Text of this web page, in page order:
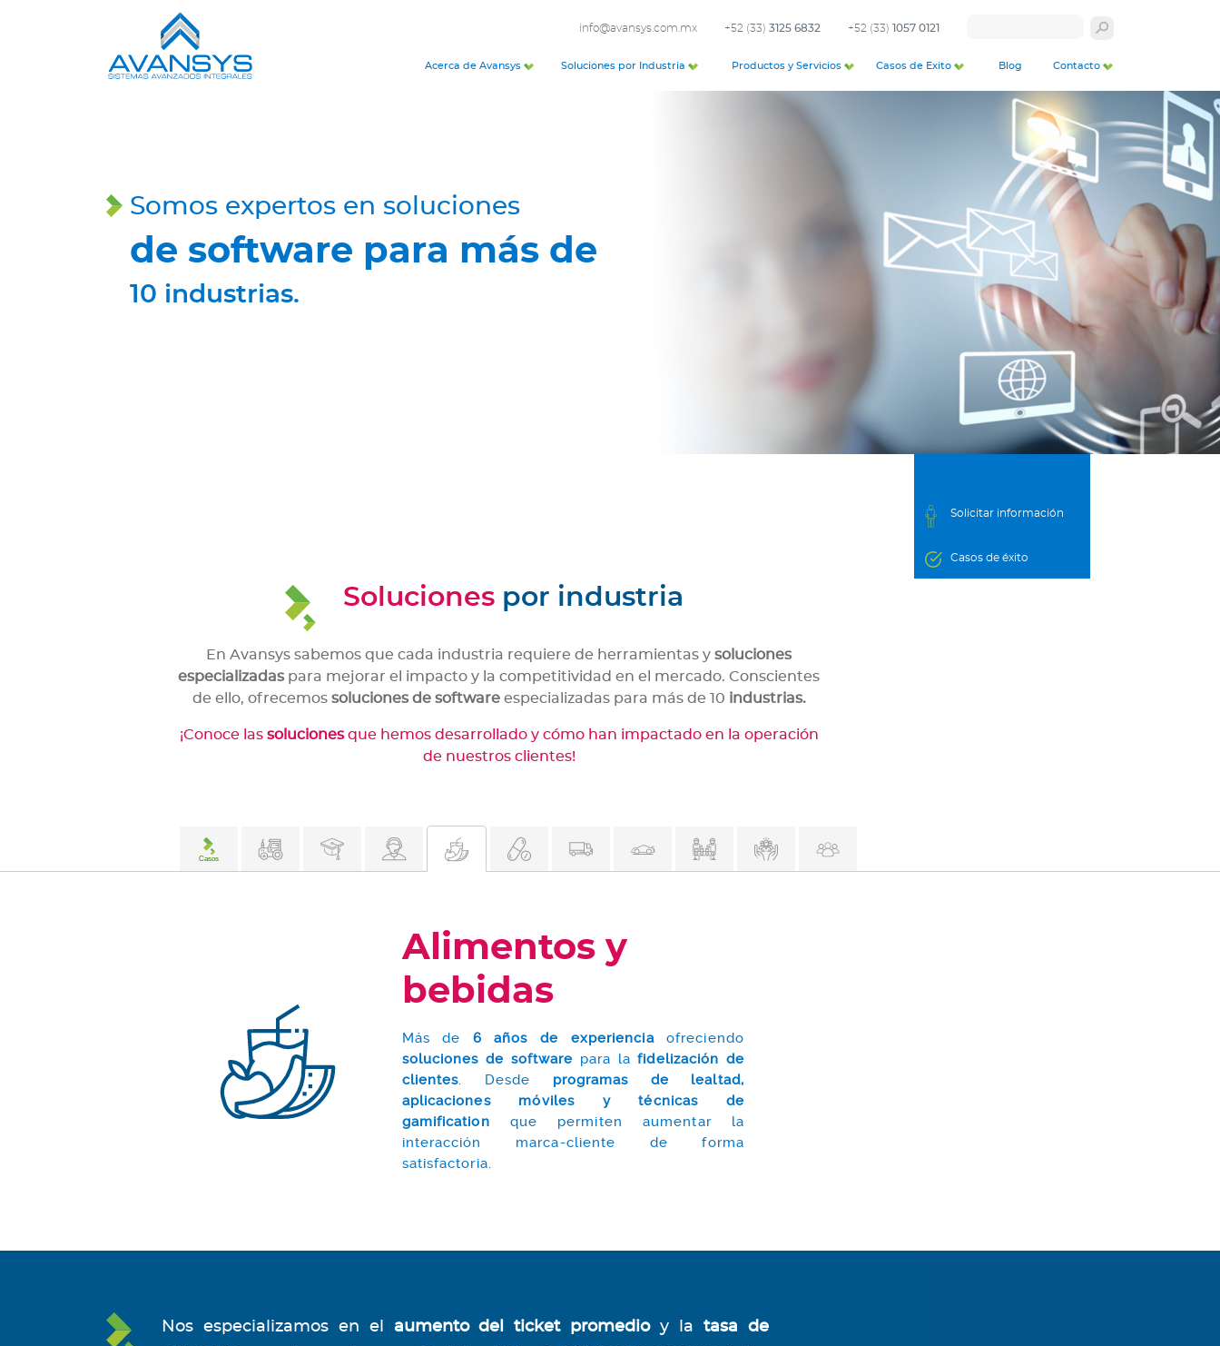
info@avansys.com.mx +52 (33) 3125 6832 +52 (33) 1057 0121
Acerca de Avansys Soluciones por Industria Productos y Servicios Casos de Exito Blog Contacto
Somos expertos en soluciones
de software para más de
10 industrias.
Solucionespor industria
En Avansys sabemos que cada industria requiere de herramientas ysoluciones
especializadaspara mejorar el impacto y la competitividad en el mercado. Conscientes
de ello, ofrecemos soluciones de softwareespecializadas para más de 10 industrias.
¡Conoce las solucionesque hemos desarrollado y cómo han impactado en la operación
de nuestros clientes!
Solicitar información
Casos de éxito
Alimentos y
bebidas
Más de 6 años de experienciaofreciendo
soluciones de software para lafidelización de
clientes. Desde programas de lealtad,
aplicaciones móviles y técnicas de
gamification que permiten aumentar la
interacción marca-cliente de forma
satisfactoria.
Nos especializamos en el aumento del ticket promedioy la tasa de